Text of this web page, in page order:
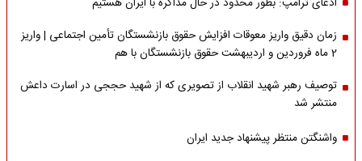
زمان دقیق واریز معوقات افزایش حقوق بازنشستگان تأمین اجتماعی | واریز
2 ماه فروردین و اردیبهشت حقوق بازنشستگان با هم
توصیف رهبر شهید انقلاب از تصویری که از شهید حججی در اسارت داعش
منتشر شد
واشنگتن منتظر پیشنهاد جدید ایران